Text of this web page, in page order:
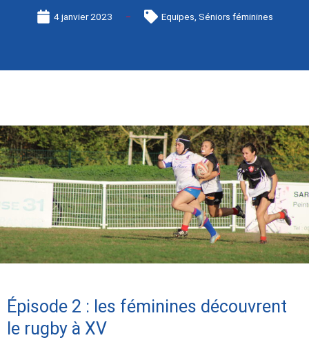
4 janvier 2023 Equipes Séniors féminines
Épisode 2 : les féminines découvrent
le rugby à XV